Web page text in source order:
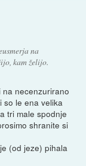
na
kam želijo.
necenzurirano
so le ena velika
tri male spodnje
shranite si
(od jeze) pihala